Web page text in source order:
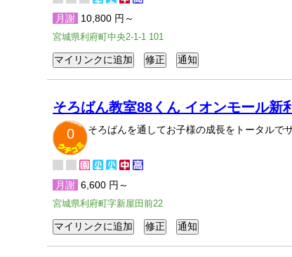
月謝 10,800 円～
宮城県利府町中央2-1-1 101
そろばん教室88くん イオンモール新
0
そろばんを通してお子様の成長をトータルで
月謝 6,600 円～
宮城県利府町字新屋田前22